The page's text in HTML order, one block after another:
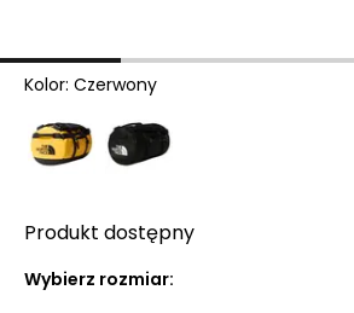
Kolor: Czerwony
Produkt dostępny
Wybierz rozmiar: